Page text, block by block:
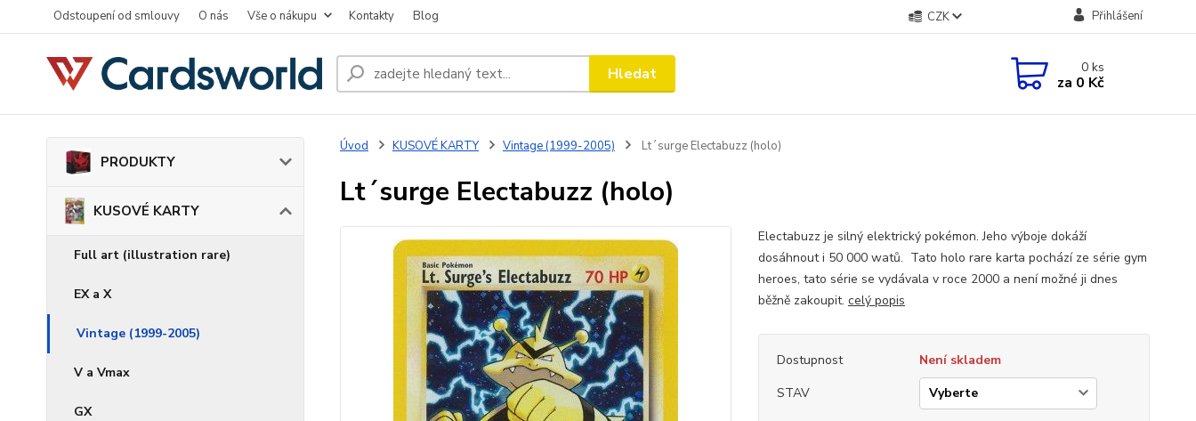
Odstoupení od smlouvy O nás Vše o nákupu Kontakty Blog CZK Přihlášení
Hledat 0ks
za 0 Kč
PRODUKTY
KUSOVÉ KARTY
Full art (illustration rare)
EX a X
Vintage (1999-2005)
V a Vmax
GX
Úvod KUSOVÉ KARTY Vintage (1999-2005) Lt´surge Electabuzz (holo)
Lt´surge Electabuzz (holo)
Electabuzz je silný elektrický pokémon. Jeho výboje dokáží
dosáhnout i 50 000 watů. Tato holo rare karta pochází ze série gym
heroes, tato série se vydávala v roce 2000 a není možné ji dnes
běžně zakoupit. celý popis
Dostupnost
Není skladem
STAV